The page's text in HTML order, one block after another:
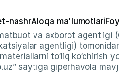
nashrAloqa ma'lumotlari
va axborot agentligi
agentligi)
to‘liq
saytiga giperhavola